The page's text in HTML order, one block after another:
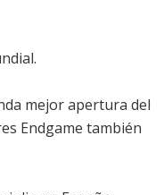
mejor apertura del
Endgame también